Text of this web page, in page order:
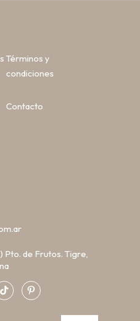
Términos y
condiciones
Contacto
Pto. de Frutos. Tigre,